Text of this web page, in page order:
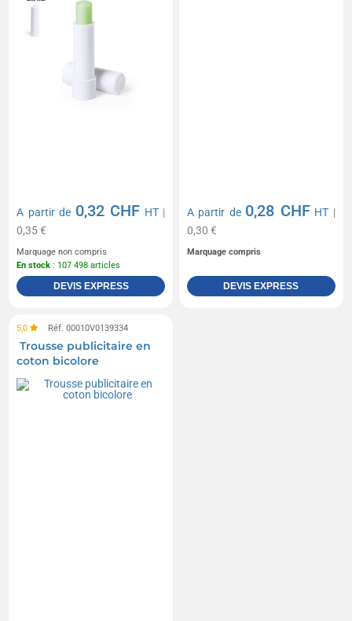
A partir de 0,32 CHF HT|
0,35 €
Marquage non compris
En stock : 107 498 articles
DEVIS EXPRESS
A partir de 0,28 CHF HT |
0,30 €
Marquage compris
DEVIS EXPRESS
5,0 Réf. 00010V0139334
Trousse publicitaire en
coton bicolore